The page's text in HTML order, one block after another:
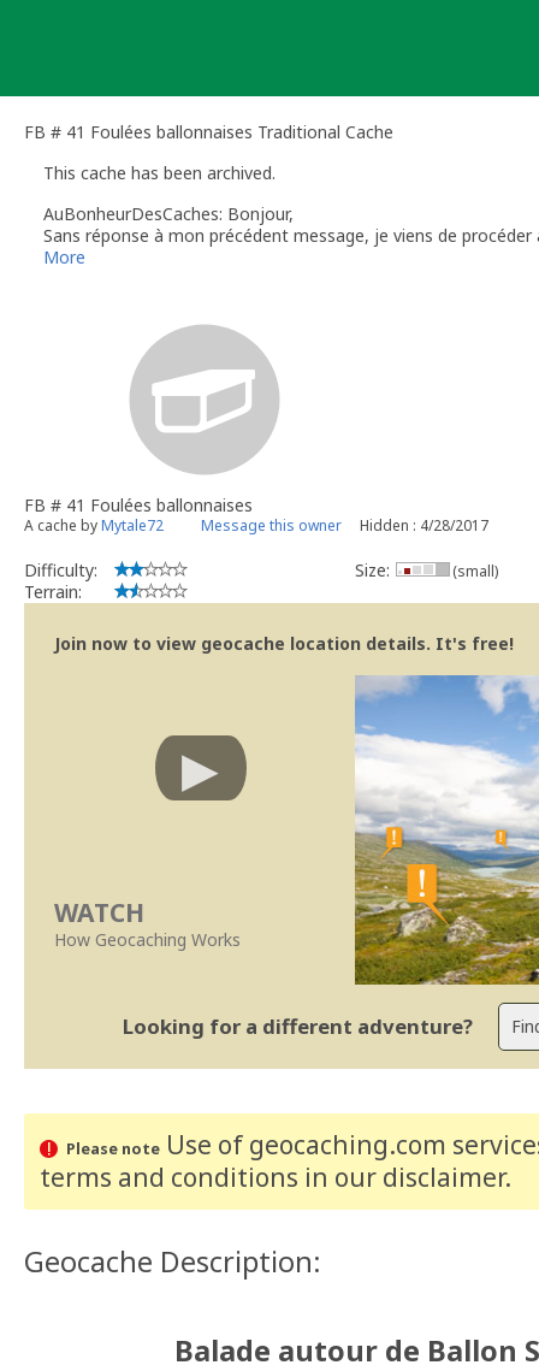
FB # 41 Foulées ballonnaises Traditional Cache
This cache has been archived.
AuBonheurDesCaches: Bonjour,
Sans réponse à mon précédent message, je viens de
Bon geocaching,
More
FB # 41 Foulées ballonnaises
A cache byMytale72 Message this owner Hidden : 4/28/2017
Difficulty:
Terrain:
Size: (small)
Join now to view geocache location details. It's free!
WATCH
How Geocaching Works
Looking for a different adventure?
Please noteUse of geocaching.com
terms and conditions in our disclaimer.
Geocache Description:
Balade autour de Ballon